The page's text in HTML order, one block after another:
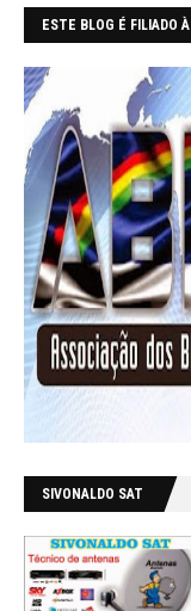
ESTE BLOG É FILIADO À
SIVONALDO SAT